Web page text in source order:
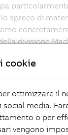
spreco di
divisione
Camera di
e contrasto
per
e design di
con i
cookie
ottimizzare il
media.
o per
vengono